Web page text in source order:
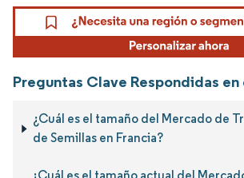
Preguntas Clave Respondidas
¿Cuál es el tamaño del Mercado de
de Semillas en Francia?